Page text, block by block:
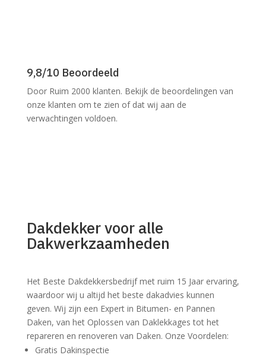
9,8/10 Beoordeeld
Door Ruim 2000 klanten. Bekijk de beoordelingen van
onze klanten om te zien of dat wij aan de
verwachtingen voldoen.
Dakdekker voor alle
Dakwerkzaamheden
Het Beste Dakdekkersbedrijf met ruim 15 Jaar ervaring,
waardoor wij u altijd het beste dakadvies kunnen
geven. Wij zijn een Expert in Bitumen- en Pannen
Daken, van het Oplossen van Daklekkages tot het
repareren en renoveren van Daken. Onze Voordelen:
Gratis Dakinspectie